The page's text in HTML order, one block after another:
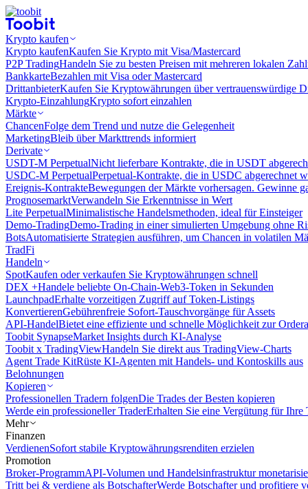
Krypto kaufen
Krypto kaufenKaufen Sie Krypto mit Visa/Mastercard
P2P TradingHandeln Sie zu besten Preisen mit mehreren lokalen
BankkarteBezahlen mit Visa oder Mastercard
DrittanbieterKaufen Sie Kryptowährungen über vertrauenswürdige
Krypto-EinzahlungKrypto sofort einzahlen
Märkte
ChancenFolge dem Trend und nutze die Gelegenheit
MarketingBleib über Markttrends informiert
Derivate
USDT-M PerpetualNicht lieferbare Kontrakte, die in USDT
USDC-M PerpetualPerpetual-Kontrakte, die in USDC abgerechnet
Ereignis-KontrakteBewegungen der Märkte vorhersagen. Gewinne
PrognosemarktVerwandeln Sie Erkenntnisse in Wert
Lite PerpetualMinimalistische Handelsmethoden, ideal für Einsteiger
Demo-TradingDemo-Trading in einer simulierten Umgebung ohne
BotsAutomatisierte Strategien ausführen, um Chancen in volatilen
TradFi
Handeln
SpotKaufen oder verkaufen Sie Kryptowährungen schnell
DEX +Handele beliebte On-Chain-Web3-Token in Sekunden
LaunchpadErhalte vorzeitigen Zugriff auf Token-Listings
KonvertierenGebührenfreie Sofort-Tauschvorgänge für Assets
API-HandelBietet eine effiziente und schnelle Möglichkeit zur
Toobit SynapseMarket Insights durch KI-Analyse
Toobit x TradingViewHandeln Sie direkt aus TradingView-Charts
Agent Trade KitRüste KI-Agenten mit Handels- und Kontoskills aus
Belohnungen
Kopieren
Professionellen Tradern folgenDie Trades der Besten kopieren
Werde ein professioneller TraderErhalten Sie eine Vergütung für Ihre
Mehr
Finanzen
VerdienenSofort stabile Kryptowährungsrenditen erzielen
Promotion
Broker-ProgrammAPI-Volumen und Handelsinfrastruktur
Tritt bei & verdiene als BotschafterWerde Botschafter und profitiere